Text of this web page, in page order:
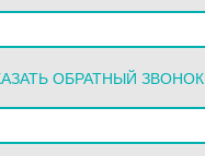
ОБРАТНЫЙ ЗВОНОК